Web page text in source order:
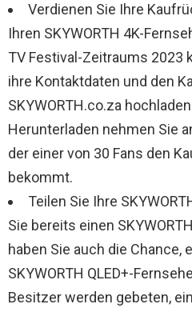
Verdienen Sie Ihre
Ihren SKYWORTH 4K-
TV Festival-Zeitraums 2023
ihre Kontaktdaten und den
SKYWORTH.co.za
Herunterladen nehmen Sie
der einer von 30 Fans den
bekommt.
Teilen Sie Ihre
Sie bereits einen
haben Sie auch die Chance,
SKYWORTH QLED+-
Besitzer werden gebeten,